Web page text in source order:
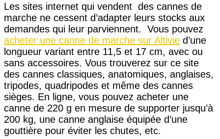
Les sites internet qui vendent des cannes de
marche ne cessent d’adapter leurs stocks aux
demandes qui leur parviennent. Vous pouvez
acheter une canne de marche sur Altivie d’une
longueur variant entre 11,5 et 17 cm, avec ou
sans accessoires. Vous trouverez sur ce site
des cannes classiques, anatomiques, anglaises,
tripodes, quadripodes et même des cannes
sièges. En ligne, vous pouvez acheter une
canne de 220 g en mesure de supporter jusqu’à
200 kg, une canne anglaise équipée d’une
gouttière pour éviter les chutes, etc.